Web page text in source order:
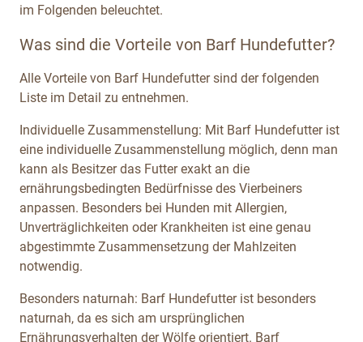
im Folgenden beleuchtet.
Was sind die Vorteile von Barf Hundefutter?
Alle Vorteile von Barf Hundefutter sind der folgenden
Liste im Detail zu entnehmen.
Individuelle Zusammenstellung: Mit Barf Hundefutter ist
eine individuelle Zusammenstellung möglich, denn man
kann als Besitzer das Futter exakt an die
ernährungsbedingten Bedürfnisse des Vierbeiners
anpassen. Besonders bei Hunden mit Allergien,
Unverträglichkeiten oder Krankheiten ist eine genau
abgestimmte Zusammensetzung der Mahlzeiten
notwendig.
Besonders naturnah: Barf Hundefutter ist besonders
naturnah, da es sich am ursprünglichen
Ernährungsverhalten der Wölfe orientiert. Barf